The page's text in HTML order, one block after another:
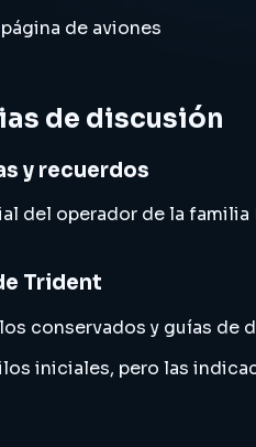
de aviones
de discusión
y recuerdos
operador de la
Trident
conservados y guías
iniciales, pero las